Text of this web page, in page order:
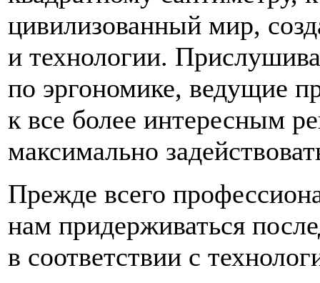
цивилизованный мир,
и технологии.
по эргономике, ведущие
к все более интересным
максимально
Прежде всего
нам придерживаться
в соответствии с